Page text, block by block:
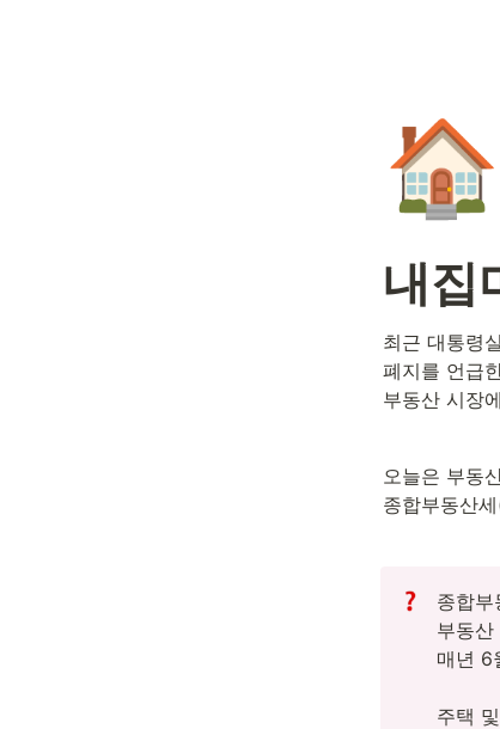
🏠
내집
최근 대통령
폐지를 언급
부동산 시장
오늘은 부동
종합부동산
종합부
부동
매년 6
주택